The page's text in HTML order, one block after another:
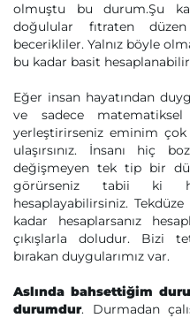
olmuştu bu durum.Şu
doğulular fıtraten
becerikliler. Yalnız böyle
bu kadar basit
Eğer insan hayatından
ve sadece
yerleştirirseniz eminim
ulaşırsınız. İnsanı hiç
değişmeyen tek tip bir
görürseniz tabii ki
hesaplayabilirsiniz.
kadar hesaplarsanız
çıkışlarla doludur. Bizi
bırakan duygularımız var.
Aslında bahsettiğim
durumdur. Durmadan